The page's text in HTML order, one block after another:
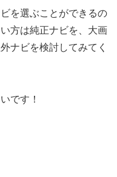
を選ぶことができるの
方は純正ナビを、大画
ナビを検討してみてく
です！